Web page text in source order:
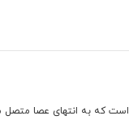
که به انتهای عصا متصل